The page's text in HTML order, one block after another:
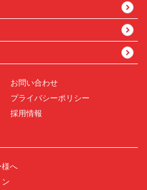
お問い合わせ
プライバシーポリシー
採用情報
様へ
ン